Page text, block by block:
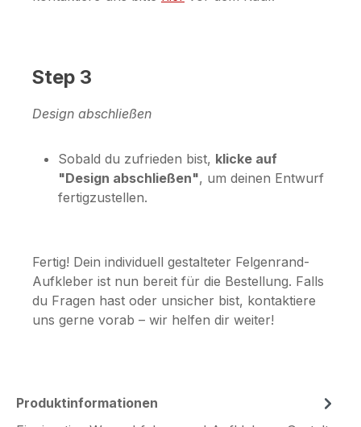
Step 3
Design abschließen
Sobald du zufrieden bist, klicke auf
"Design abschließen", um deinen Entwurf
fertigzustellen.
Fertig! Dein individuell gestalteter Felgenrand-
Aufkleber ist nun bereit für die Bestellung. Falls
du Fragen hast oder unsicher bist, kontaktiere
uns gerne vorab – wir helfen dir weiter!
Produktinformationen